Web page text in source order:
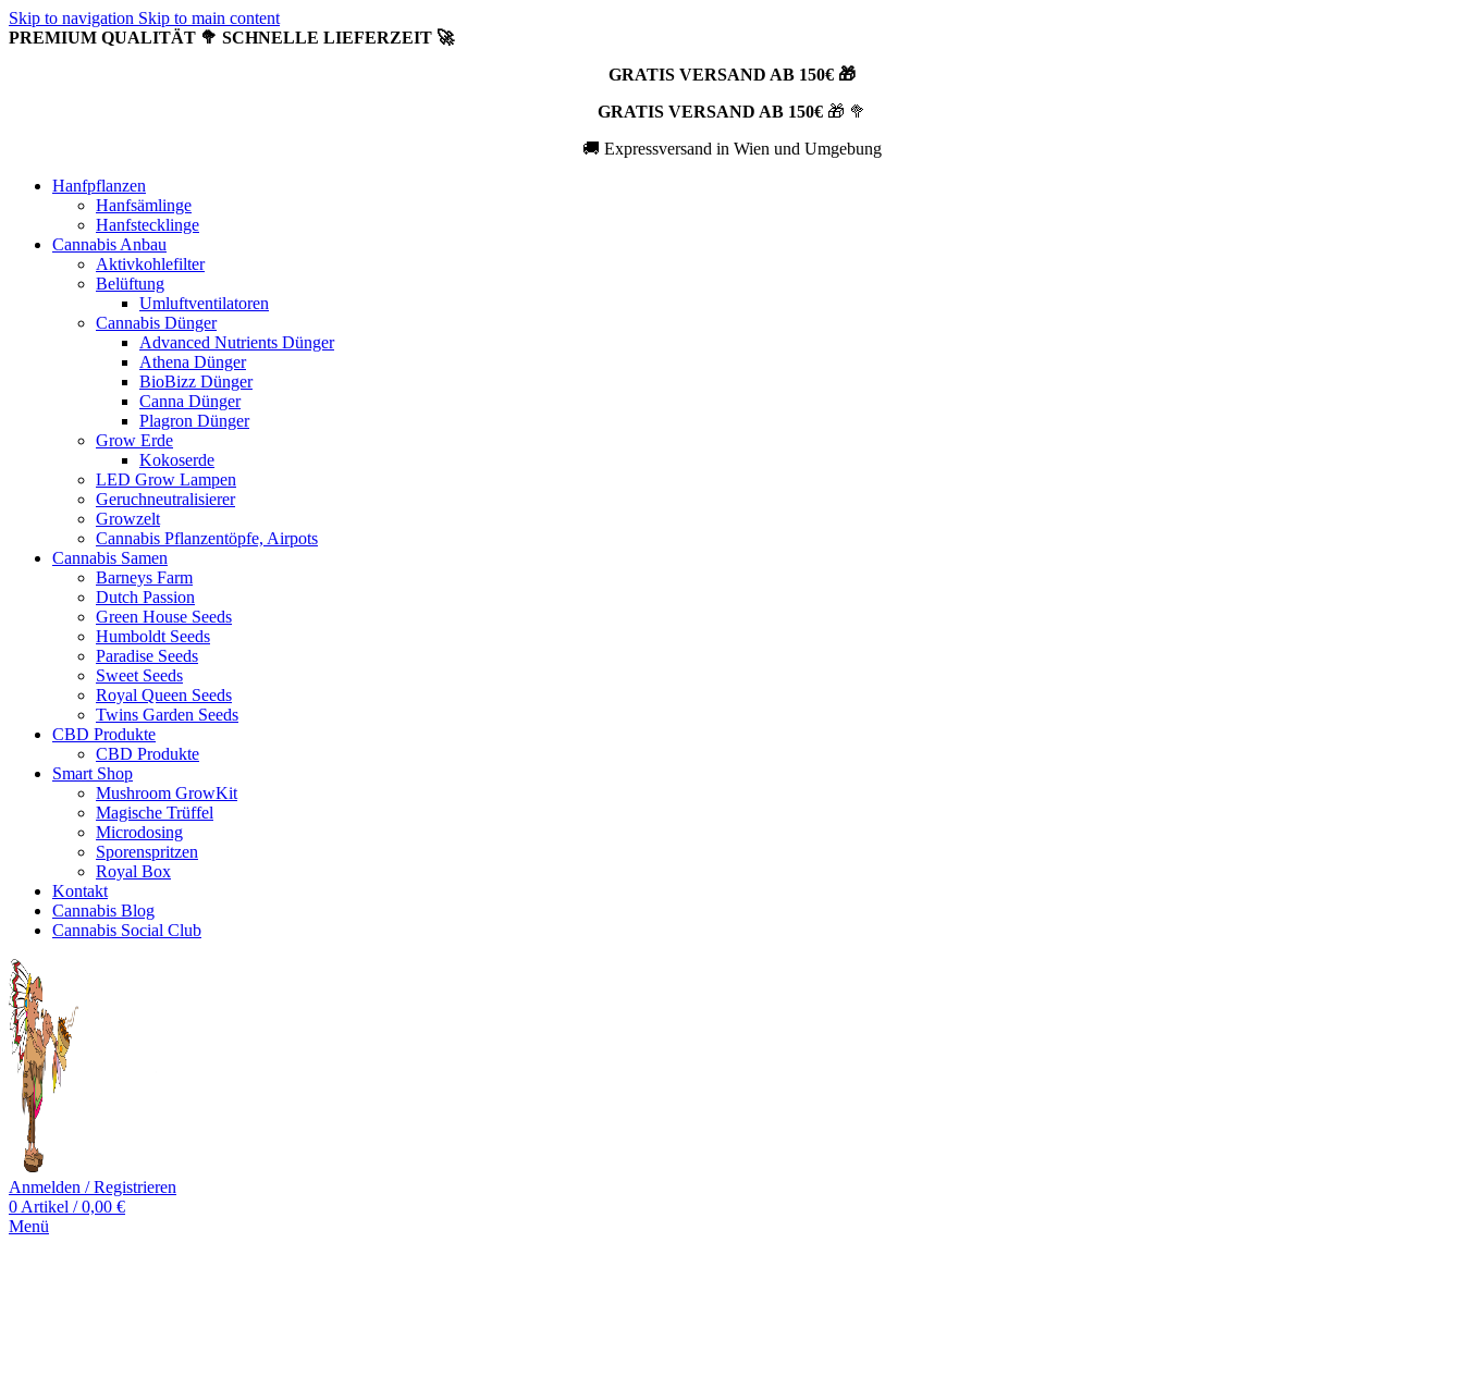
Skip to navigation Skip to main content
PREMIUM QUALITÄT 🥦 SCHNELLE LIEFERZEIT 🚀
GRATIS VERSAND AB 150€ 🎁
GRATIS VERSAND AB 150€🎁 🥦
🚚 Expressversand in Wien und Umgebung
Hanfpflanzen
Hanfsämlinge
Hanfstecklinge
Cannabis Anbau
Aktivkohlefilter
Belüftung
Umluftventilatoren
Cannabis Dünger
Advanced Nutrients Dünger
Athena Dünger
BioBizz Dünger
Canna Dünger
Plagron Dünger
Grow Erde
Kokoserde
LED Grow Lampen
Geruchneutralisierer
Growzelt
Cannabis Pflanzentöpfe, Airpots
Cannabis Samen
Barneys Farm
Dutch Passion
Green House Seeds
Humboldt Seeds
Paradise Seeds
Sweet Seeds
Royal Queen Seeds
Twins Garden Seeds
CBD Produkte
CBD Produkte
Smart Shop
Mushroom GrowKit
Magische Trüffel
Microdosing
Sporenspritzen
Royal Box
Kontakt
Cannabis Blog
Cannabis Social Club
Anmelden / Registrieren
0 Artikel / 0,00 €
Menü